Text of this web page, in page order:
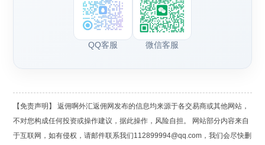
QQ客服 微信客服
【免责声明】 返佣啊外汇返佣网发布的信息均来源于各交易商或其他网站，
不对您构成任何投资或操作建议，据此操作，风险自担。 网站部分内容来自
于互联网，如有侵权，请邮件联系我们112899994@qq.com，我们会尽快删